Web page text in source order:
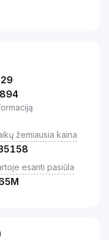
žemiausia kaina
esanti pasiūla